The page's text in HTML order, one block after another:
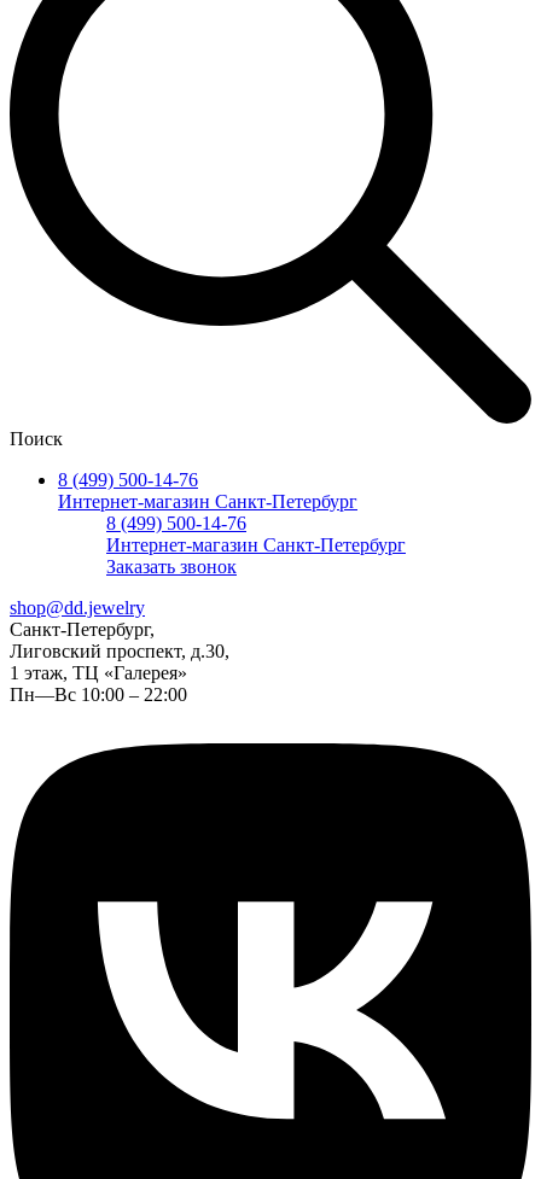
Поиск
8 (499) 500-14-76
Интернет-магазин Санкт-Петербург
8 (499) 500-14-76
Интернет-магазин Санкт-Петербург
Заказать звонок
shop@dd.jewelry
Санкт-Петербург,
Лиговский проспект, д.30,
1 этаж, ТЦ «Галерея»
Пн—Вс 10:00 – 22:00